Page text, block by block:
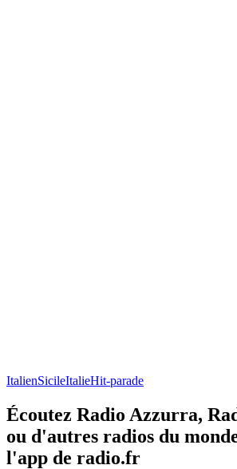
ItalienSicileItalieHit-parade
Écoutez Radio Azzurra,
ou d'autres radios du
l'app de radio.fr